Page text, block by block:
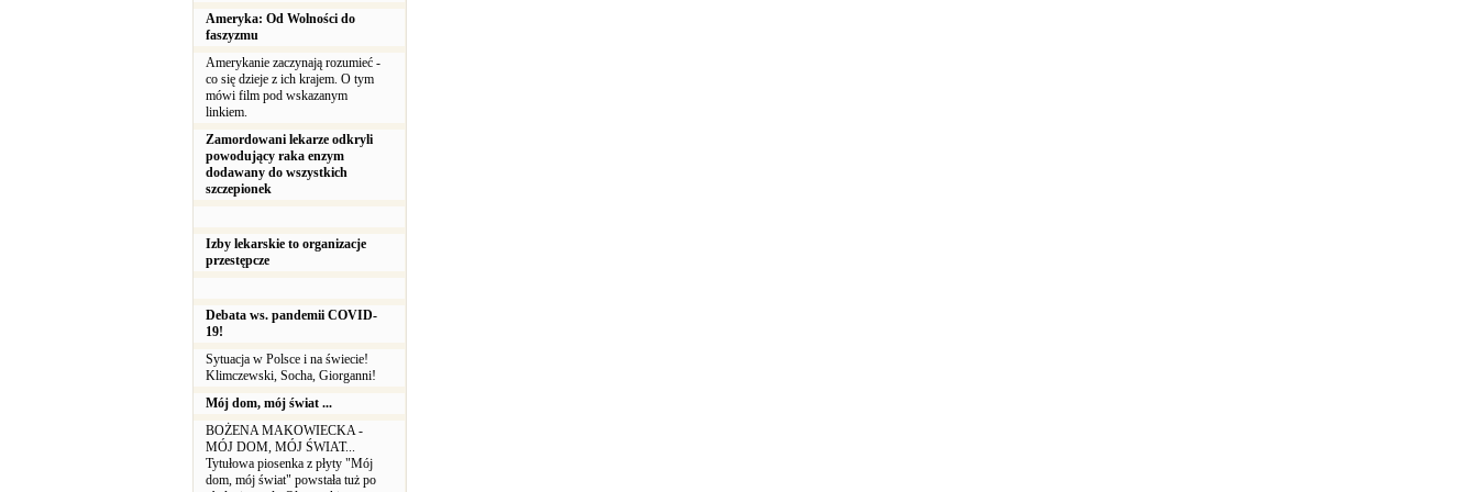
Ameryka: Od Wolności do
faszyzmu
Amerykanie zaczynają rozumieć -
co się dzieje z ich krajem. O tym
mówi film pod wskazanym
linkiem.
Zamordowani lekarze odkryli
powodujący raka enzym
dodawany do wszystkich
szczepionek
Izby lekarskie to organizacje
przestępcze
Debata ws. pandemii COVID-
19!
Sytuacja w Polsce i na świecie!
Klimczewski, Socha, Giorganni!
Mój dom, mój świat ...
BOŻENA MAKOWIECKA -
MÓJ DOM, MÓJ ŚWIAT...
Tytułowa piosenka z płyty "Mój
dom, mój świat" powstała tuż po